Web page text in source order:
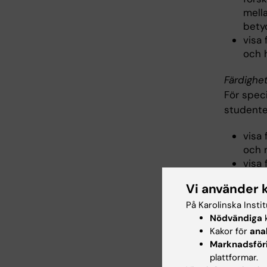
visa
och
För
visa
och
visa
visa
visa
visa
Vi använder
På Karolinska
Nödvändiga
Kakor för
plattformar.